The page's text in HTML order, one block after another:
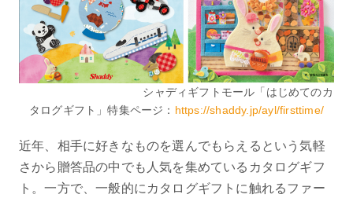
シャディギフトモール「はじめてのカ
タログギフト」特集ページ： https://shaddy.jp/ayl/firsttime/
近年、相手に好きなものを選んでもらえるという気軽
さから贈答品の中でも人気を集めているカタログギフ
ト。一方で、一般的にカタログギフトに触れるファー